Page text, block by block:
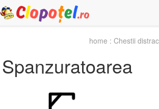
home : Chestii
Spanzuratoarea